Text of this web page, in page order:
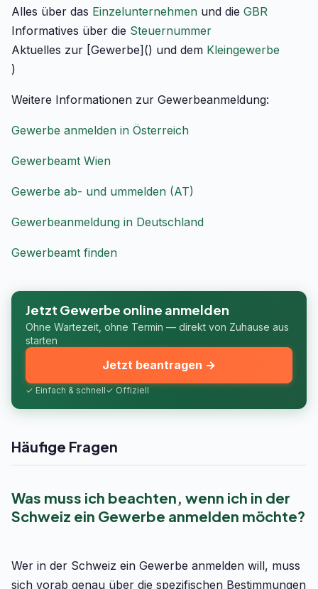
Alles über das Einzelunternehmen und die GBR
Informatives über die Steuernummer
Aktuelles zur [Gewerbe]() und dem Kleingewerbe
)
Weitere Informationen zur Gewerbeanmeldung:
Gewerbe anmelden in Österreich
Gewerbeamt Wien
Gewerbe ab- und ummelden (AT)
Gewerbeanmeldung in Deutschland
Gewerbeamt finden
Jetzt Gewerbe online anmelden
Ohne Wartezeit, ohne Termin — direkt von Zuhause aus
starten
✓ Einfach & schnell✓ Offiziell
Jetzt beantragen →
Häufige Fragen
Was muss ich beachten, wenn ich in der
Schweiz ein Gewerbe anmelden möchte?
Wer in der Schweiz ein Gewerbe anmelden will, muss
sich vorab genau über die spezifischen Bestimmungen